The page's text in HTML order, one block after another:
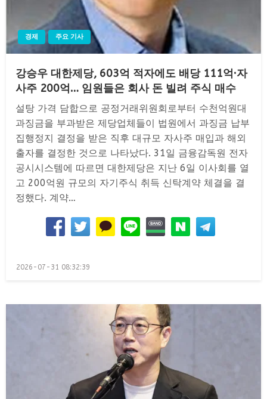
경제 주요 기사
강승우 대한제당, 603억 적자에도 배당 111억·자
사주 200억… 임원들은 회사 돈 빌려 주식 매수
설탕 가격 담합으로 공정거래위원회로부터 수천억원대
과징금을 부과받은 제당업체들이 법원에서 과징금 납부
집행정지 결정을 받은 직후 대규모 자사주 매입과 해외
출자를 결정한 것으로 나타났다. 31일 금융감독원 전자
공시시스템에 따르면 대한제당은 지난 6일 이사회를 열
고 200억원 규모의 자기주식 취득 신탁계약 체결을 결
정했다. 계약…
Posted
2026-07-31 08:32:39